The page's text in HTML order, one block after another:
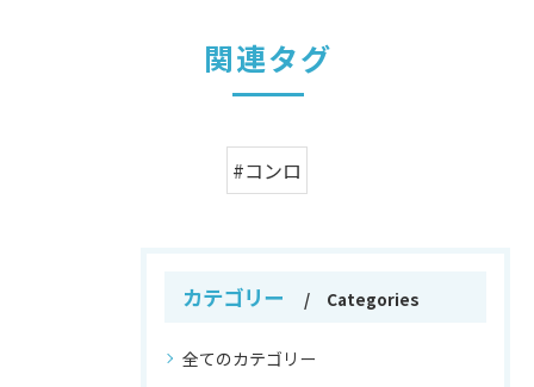
関連タグ
#コンロ
カテゴリー Categories
全てのカテゴリー